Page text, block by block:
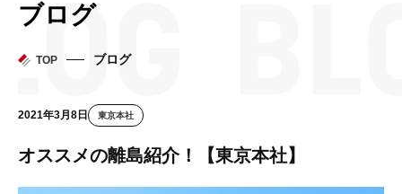
ブログ
TOP ブログ
2021年3月8日 東京本社
オススメの離島紹介！【東京本社】